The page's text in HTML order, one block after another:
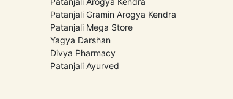
Patanjali Gramin Arogya Kendra
Patanjali Mega Store
Yagya Darshan
Divya Pharmacy
Patanjali Ayurved